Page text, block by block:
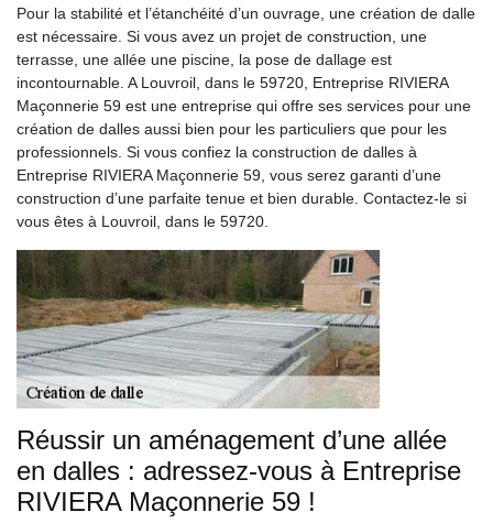
Pour la stabilité et l’étanchéité d’un ouvrage, une création de dalle
est nécessaire. Si vous avez un projet de construction, une
terrasse, une allée une piscine, la pose de dallage est
incontournable. A Louvroil, dans le 59720, Entreprise RIVIERA
Maçonnerie 59 est une entreprise qui offre ses services pour une
création de dalles aussi bien pour les particuliers que pour les
professionnels. Si vous confiez la construction de dalles à
Entreprise RIVIERA Maçonnerie 59, vous serez garanti d’une
construction d’une parfaite tenue et bien durable. Contactez-le si
vous êtes à Louvroil, dans le 59720.
Réussir un aménagement d’une allée
en dalles : adressez-vous à Entreprise
RIVIERA Maçonnerie 59 !